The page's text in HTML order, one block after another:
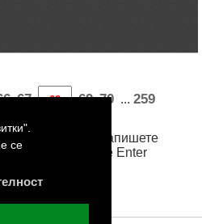
се
67 69 70 ... 259
262
страница, запишете
поле и натиснете Enter